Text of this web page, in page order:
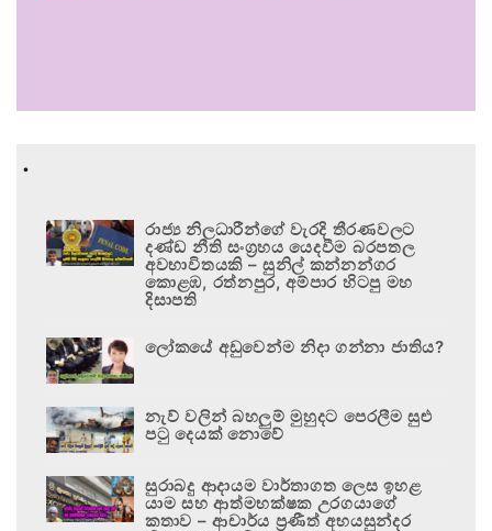
.
රාජ්‍ය නිලධාරීන්ගේ වැරදි තීරණවලට
දණ්ඩ නීති සංග්‍රහය යෙදවීම බරපතල
අවභාවිතයකි – සුනිල් කන්නන්ගර
කොළඹ, රත්නපුර, අම්පාර හිටපු මහ
දිසාපති
ලෝකයේ අඩුවෙන්ම නිදා ගන්නා ජාතිය?
නැව් වලින් බහලුම් මුහුදට පෙරලීම සුළු
පටු දෙයක් නොවේ
සුරාබදු ආදායම වාර්තාගත ලෙස ඉහළ
යාම සහ ආත්මභක්ෂක උරගයාගේ
කතාව – ආචාර්ය ප්‍රණීත් අභයසුන්දර